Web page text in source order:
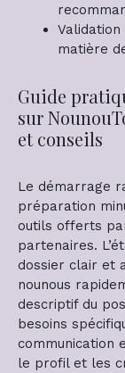
matière
Guide
sur
et conseils
Le démarrage
préparation
outils offerts
partenaires.
dossier clair et
nounous
descriptif du
besoins
communication
le profil et les